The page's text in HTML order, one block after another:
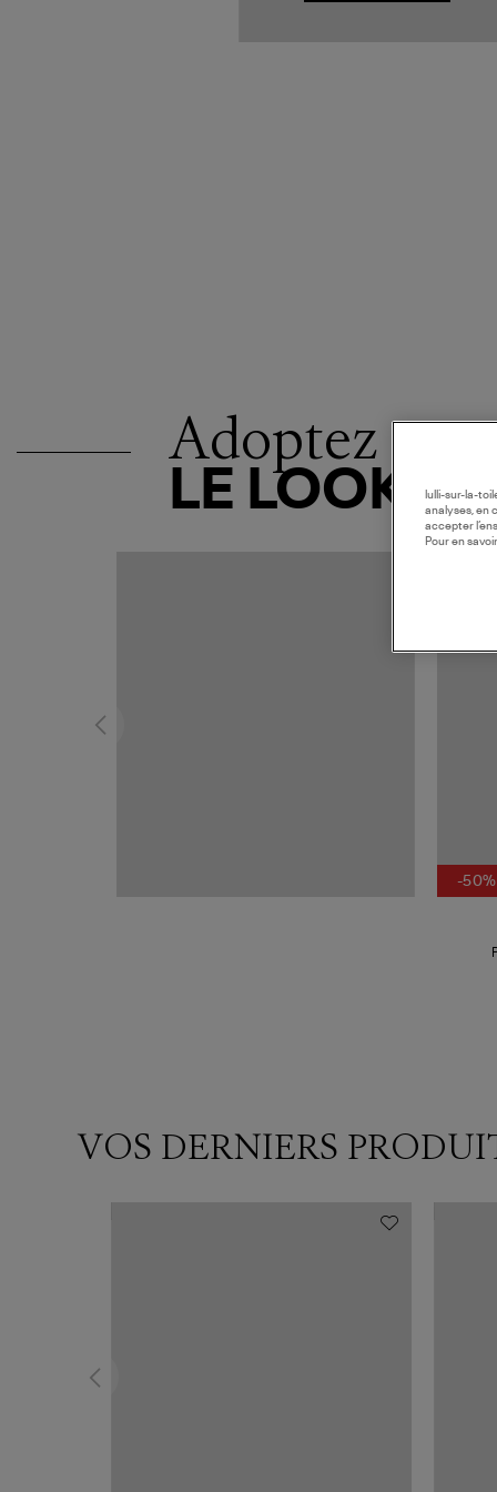
Adoptez
LE LOOK
-50%
VOS DERNIERS
lulli-sur-la-
analyses, en
accepter
Pour en